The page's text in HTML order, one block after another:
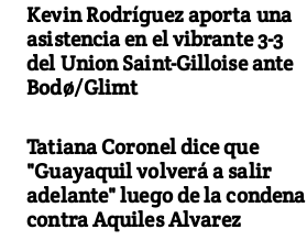
Kevin Rodríguez aporta una
asistencia en el vibrante 3-3
del Union Saint-Gilloise ante
Bodø/Glimt
Tatiana Coronel dice que
"Guayaquil volverá a salir
adelante" luego de la condena
contra Aquiles Alvarez